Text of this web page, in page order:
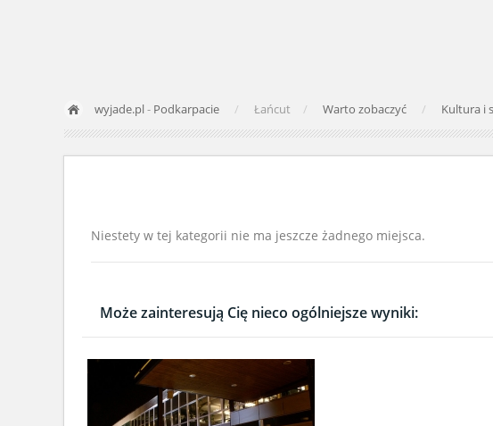
wyjade.pl- Podkarpacie Łańcut Warto zobaczyć Kultura i
Niestety w tej kategorii nie ma jeszcze żadnego miejsca.
Może zainteresują Cię nieco ogólniejsze wyniki: